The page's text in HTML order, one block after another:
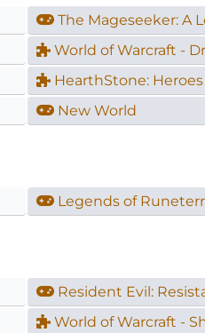
The Mageseeker: A
World of Warcraft -
HearthStone:
New World
Legends of
Resident Evil:
World of Warcraft -